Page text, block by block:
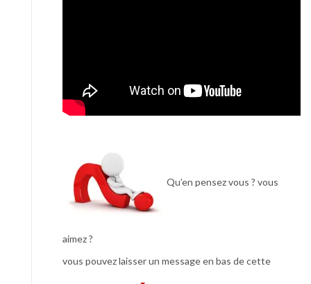
Qu’en pensez vous ? vous
aimez ?
vous pouvez laisser un message en bas de cette